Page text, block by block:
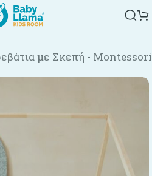
με Σκεπή - Montessori